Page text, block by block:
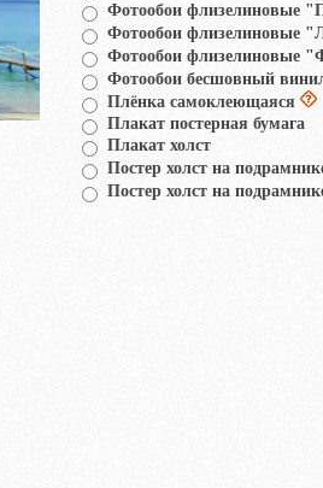
Фотообои флизелиновые
Фотообои флизелиновые
Фотообои флизелиновые
Фотообои бесшовный
Плёнка самоклеющаяся
Плакат постерная бумага
Плакат холст
Постер холст на
Постер холст на